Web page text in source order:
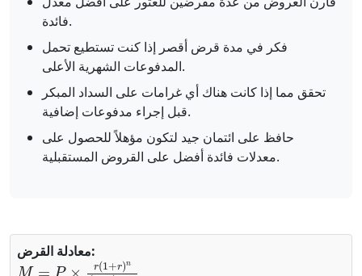
فائدة.
فكر في مدة قرض أقصر إذا كنت تستطيع تحمل
المدفوعات الشهرية الأعلى.
تحقق مما إذا كانت هناك أي غرامات على السداد المبكر
قبل إجراء مدفوعات إضافية.
حافظ على ائتمان جيد لتكون مؤهلاً للحصول على
معدلات فائدة أفضل على القروض المستقبلية.
معادلة القرض: M=P×r(1+r)n(1+